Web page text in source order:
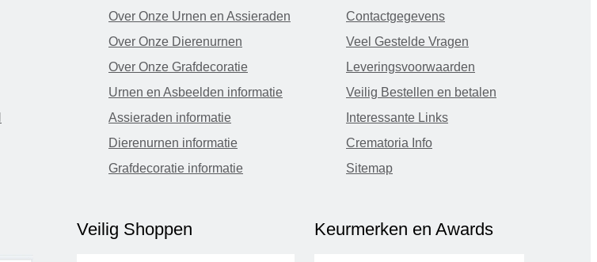
Over Onze Urnen en Assieraden
Over Onze Dierenurnen
Over Onze Grafdecoratie
Urnen en Asbeelden informatie
Assieraden informatie
Dierenurnen informatie
Grafdecoratie informatie
Contactgegevens
Veel Gestelde Vragen
Leveringsvoorwaarden
Veilig Bestellen en betalen
Interessante Links
Crematoria Info
Sitemap
Veilig Shoppen Keurmerken en Awards